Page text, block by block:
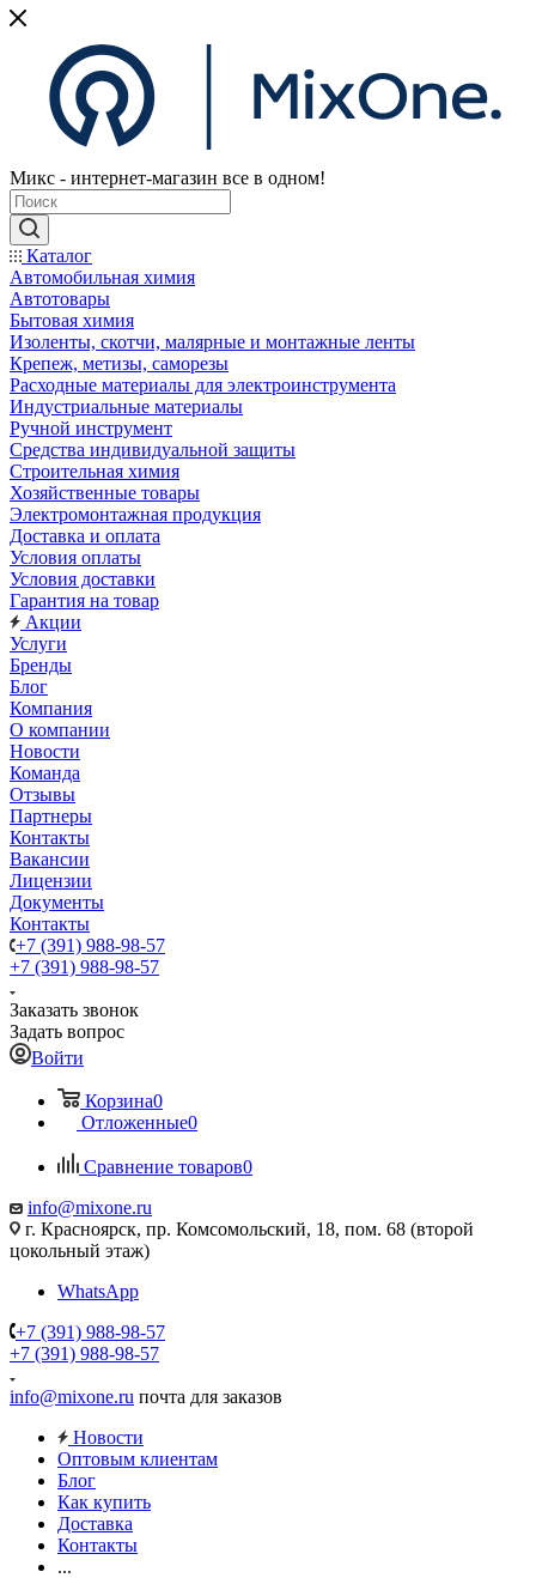
Микс - интернет-магазин все в одном!
Каталог
Автомобильная химия
Автотовары
Бытовая химия
Изоленты, скотчи, малярные и монтажные ленты
Крепеж, метизы, саморезы
Расходные материалы для электроинструмента
Индустриальные материалы
Ручной инструмент
Средства индивидуальной защиты
Строительная химия
Хозяйственные товары
Электромонтажная продукция
Доставка и оплата
Условия оплаты
Условия доставки
Гарантия на товар
Акции
Услуги
Бренды
Блог
Компания
О компании
Новости
Команда
Отзывы
Партнеры
Контакты
Вакансии
Лицензии
Документы
Контакты
+7 (391) 988-98-57
+7 (391) 988-98-57
Заказать звонок
Задать вопрос
Войти
Корзина0
Отложенные0
Сравнение товаров0
info@mixone.ru
г. Красноярск, пр. Комсомольский, 18, пом. 68 (второй
цокольный этаж)
WhatsApp
+7 (391) 988-98-57
+7 (391) 988-98-57
info@mixone.ru почта для заказов
Новости
Оптовым клиентам
Блог
Как купить
Доставка
Контакты
...